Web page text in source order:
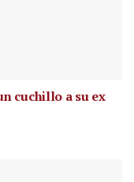
cuchillo a su ex